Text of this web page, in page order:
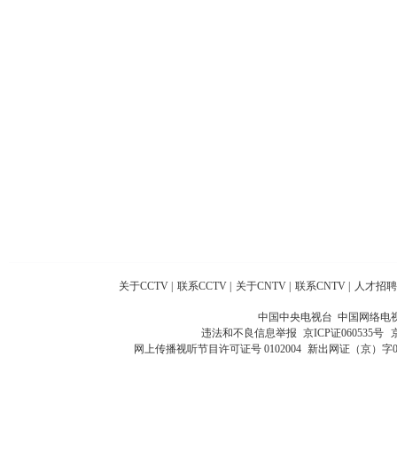
关于CCTV 联系CCTV 关于CNTV 联系CNTV 人才招聘
中国中央电视台 中国网络电
违法和不良信息举报 京ICP证060535号
网上传播视听节目许可证号 0102004 新出网证（京）